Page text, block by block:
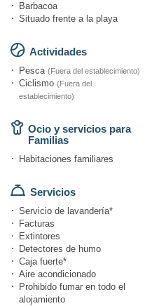
Barbacoa
Situado frente a la playa
Actividades
Pesca (Fuera del establecimiento)
Ciclismo (Fuera del
establecimiento)
Ocio y servicios para
Familias
Habitaciones familiares
Servicios
Servicio de lavandería*
Facturas
Extintores
Detectores de humo
Caja fuerte*
Aire acondicionado
Prohibido fumar en todo el
alojamiento